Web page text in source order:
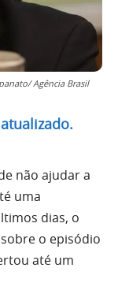
Agência Brasil
não ajudar a
uma
dias, o
o episódio
até um